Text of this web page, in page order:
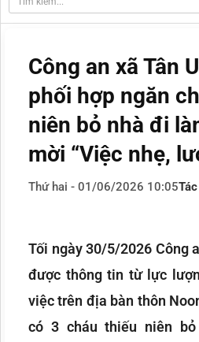
Công an xã Tân
phối hợp ngăn
niên bỏ nhà đi
mời “Việc nhẹ,
Thứ hai - 01/06/2026 10:05
Tối ngày 30/5/2026 Công
được thông tin từ lực
việc trên địa bàn thôn
có 3 cháu thiếu niên